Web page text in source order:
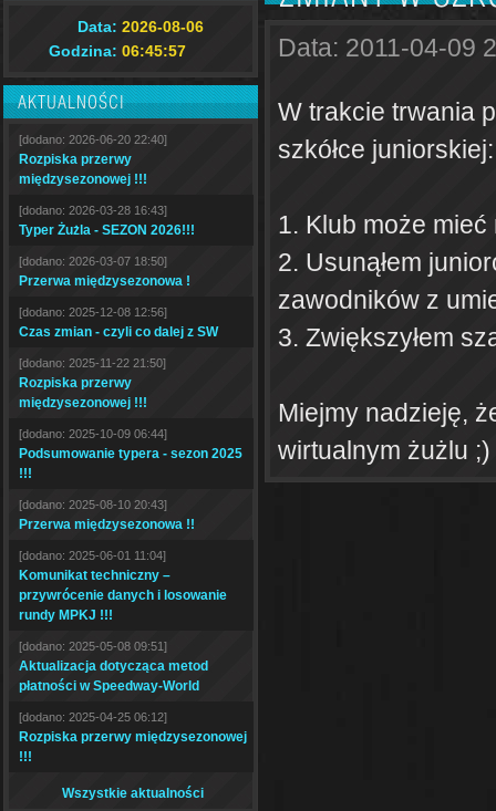
Data: 2026-08-06
Godzina: 06:45:58
AKTUALNOŚCI
[dodano: 2026-06-20 22:40]
Rozpiska przerwy
międzysezonowej !!!
[dodano: 2026-03-28 16:43]
Typer Żużla - SEZON 2026!!!
[dodano: 2026-03-07 18:50]
Przerwa międzysezonowa !
[dodano: 2025-12-08 12:56]
Czas zmian - czyli co dalej z SW
[dodano: 2025-11-22 21:50]
Rozpiska przerwy
międzysezonowej !!!
[dodano: 2025-10-09 06:44]
Podsumowanie typera - sezon 2025
!!!
[dodano: 2025-08-10 20:43]
Przerwa międzysezonowa !!
[dodano: 2025-06-01 11:04]
Komunikat techniczny –
przywrócenie danych i losowanie
rundy MPKJ !!!
[dodano: 2025-05-08 09:51]
Aktualizacja dotycząca metod
płatności w Speedway-World
[dodano: 2025-04-25 06:12]
Rozpiska przerwy międzysezonowej
!!!
Wszystkie aktualności
Data: 2011-04-09
W trakcie trwania
szkółce juniorskiej:
1. Klub może
2. Usunąłem
zawodników z
3. Zwiększyłem
Miejmy nadzieję,
wirtualnym żużlu ;)